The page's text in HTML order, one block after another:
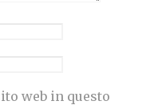
web in questo